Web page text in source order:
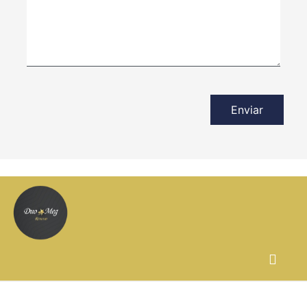
Enviar